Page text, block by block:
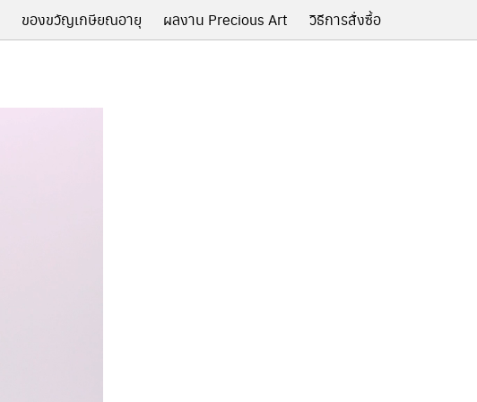
ของขวัญเกษียณอายุ ผลงาน Precious Art วิธีการสั่งซื้อ